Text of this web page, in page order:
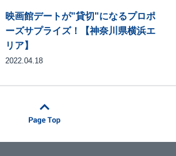
映画館デートが"貸切"になるプロポ
ーズサプライズ！【神奈川県横浜エ
リア】
2022.04.18